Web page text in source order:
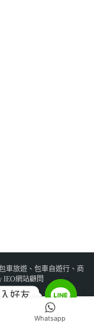
車旅遊、包車自遊行、商
IEO網站顧問
Whatsapp
好友